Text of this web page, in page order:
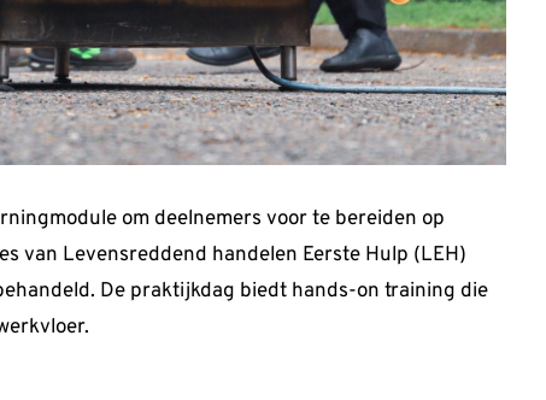
om deelnemers voor te bereiden op
van Levensreddend handelen Eerste Hulp (LEH)
De praktijkdag biedt hands-on training die